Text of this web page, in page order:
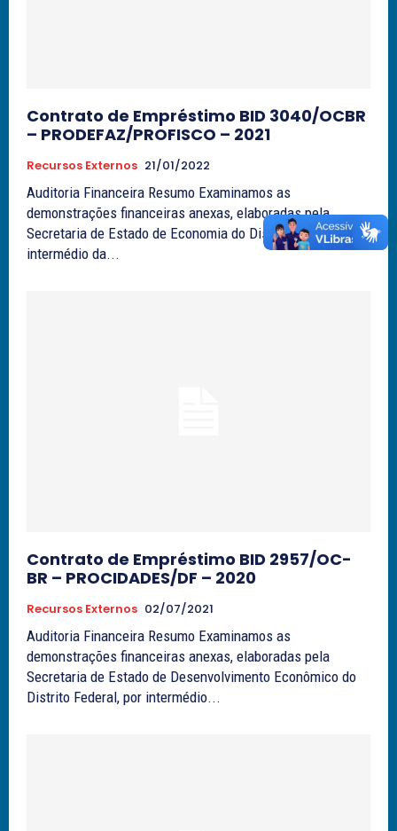
Contrato de Empréstimo BID 3040/OCBR
– PRODEFAZ/PROFISCO – 2021
Recursos Externos 21/01/2022
Auditoria Financeira Resumo Examinamos as
demonstrações financeiras anexas, elaboradas pela
Secretaria de Estado de Economia do Distrito Federal, por
intermédio da...
Contrato de Empréstimo BID 2957/OC-
BR – PROCIDADES/DF – 2020
Recursos Externos 02/07/2021
Auditoria Financeira Resumo Examinamos as
demonstrações financeiras anexas, elaboradas pela
Secretaria de Estado de Desenvolvimento Econômico do
Distrito Federal, por intermédio...